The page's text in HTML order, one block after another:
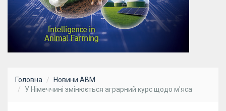
Головна
Новини АВМ
У Німеччині змінюється аграрний курс щодо м'яса